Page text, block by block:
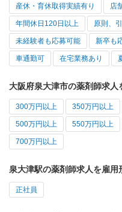
産休・育休取得実績有り 店
年間休日120日以上 原則、
未経験者も応募可能 新卒も
車通勤可 在宅業務あり
大阪府泉大津市の薬剤師求人
300万円以上 350万円以上
500万円以上 550万円以上
700万円以上
泉大津駅の薬剤師求人を雇用
正社員